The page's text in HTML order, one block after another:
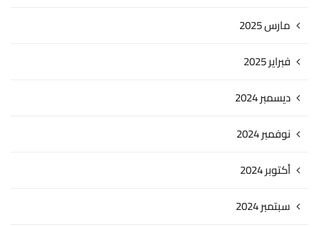
مارس 2025
فبراير 2025
ديسمبر 2024
نوفمبر 2024
أكتوبر 2024
سبتمبر 2024